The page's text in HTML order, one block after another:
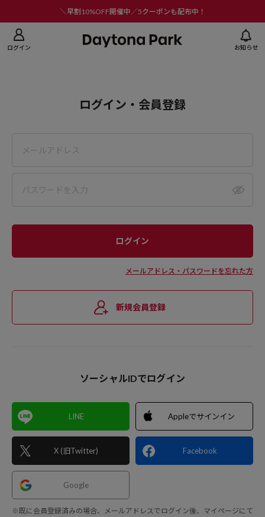
＼早割10%OFF開催中／5クーポンも配布中！
ログイン お知らせ
ログイン・会員登録
メールアドレス・パスワードを忘れた方
新規会員登録
ソーシャルIDでログイン
LINE
X (旧Twitter)
Appleでサインイン
Facebook
Google
※既に会員登録済みの場合、メールアドレスでログイン後、マイページにて